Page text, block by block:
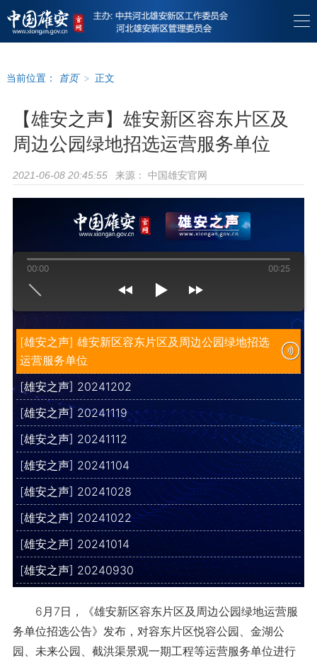
当前位置： 首页 > 正文
【雄安之声】雄安新区容东片区及
周边公园绿地招选运营服务单位
2021-06-08 20:45:55 来源： 中国雄安官网
[雄安之声] 雄安新区容东片区及周边公园绿地招选
运营服务单位
[雄安之声] 20241202
[雄安之声] 20241119
[雄安之声] 20241112
[雄安之声] 20241104
[雄安之声] 20241028
[雄安之声] 20241022
[雄安之声] 20241014
[雄安之声] 20240930
00:00 00:25
6月7日，《雄安新区容东片区及周边公园绿地运营服
务单位招选公告》发布，对容东片区悦容公园、金湖公
园、未来公园、截洪渠景观一期工程等运营服务单位进行